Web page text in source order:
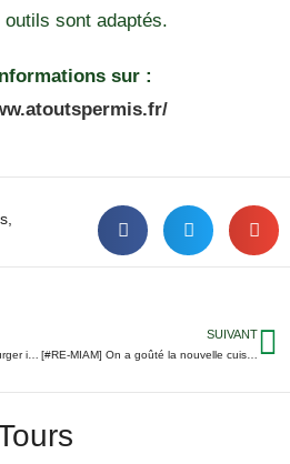
sont adaptés.
sur :
,
[#MIAM] Le Tatoué Toqué, spot burger incontournable à Tours-Nord
SUIVANT
[#RE-MIAM] On a goûté la nouvelle cuisine du Cubrik dans le Vieux-Tours